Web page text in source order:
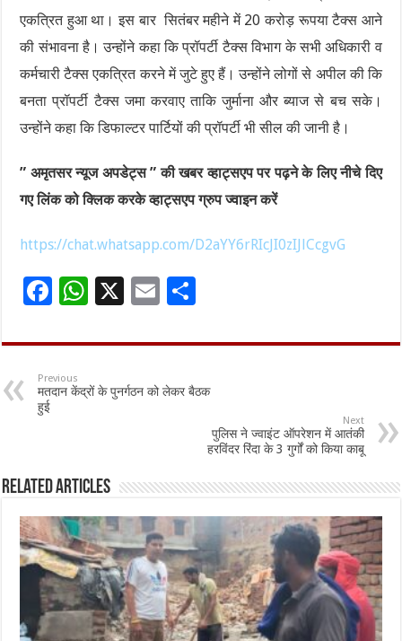
एकत्रित हुआ था। इस बार सितंबर महीने में 20 करोड़ रूपया टैक्स आने
की संभावना है। उन्होंने कहा कि प्रॉपर्टी टैक्स विभाग के सभी अधिकारी व
कर्मचारी टैक्स एकत्रित करने में जुटे हुए हैं। उन्होंने लोगों से अपील की कि
बनता प्रॉपर्टी टैक्स जमा करवाए ताकि जुर्माना और ब्याज से बच सके।
उन्होंने कहा कि डिफाल्टर पार्टियों की प्रॉपर्टी भी सील की जानी है।
” अमृतसर न्यूज अपडेट्स ” की खबर व्हाट्सएप पर पढ़ने के लिए नीचे दिए
गए लिंक को क्लिक करके व्हाट्सएप ग्रुप ज्वाइन करें
https://chat.whatsapp.com/D2aYY6rRIcJI0zIJlCcgvG
F
e
b
o
W
at
sA
p
X
E
ai
l
ar
Previous
मतदान केंद्रों के पुनर्गठन को लेकर बैठक
हुई
Next
पुलिस ने ज्वाइंट ऑपरेशन में आतंकी
हरविंदर रिंदा के 3 गुर्गों को किया काबू
Related Articles